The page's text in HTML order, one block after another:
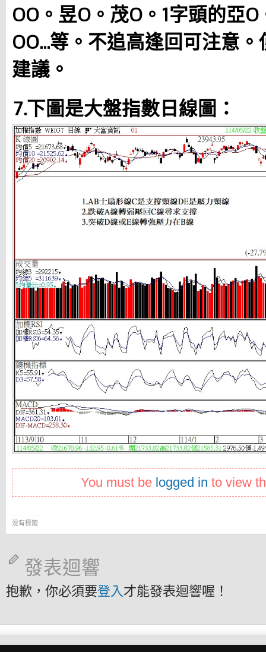
OO。昱O。茂O。1字頭的亞
OO…等。不追高逢回可注意
建議。
7.下圖是大盤指數日線圖：
You must be logged in to view
没有標籤
發表迴響
抱歉，你必須要登入才能發表迴響喔！